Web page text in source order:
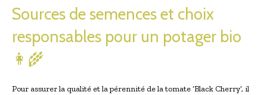
Sources de semences et choix
responsables pour un potager bio
👩‍🌾
Pour assurer la qualité et la pérennité de la tomate ‘Black Cherry’, il